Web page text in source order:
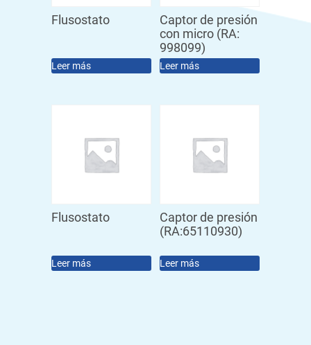
Flusostato
Leer más
Captor de presión
con micro (RA:
998099)
Leer más
Flusostato
Leer más
Captor de presión
(RA:65110930)
Leer más